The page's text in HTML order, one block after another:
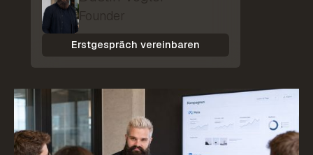
Erstgespräch vereinbaren